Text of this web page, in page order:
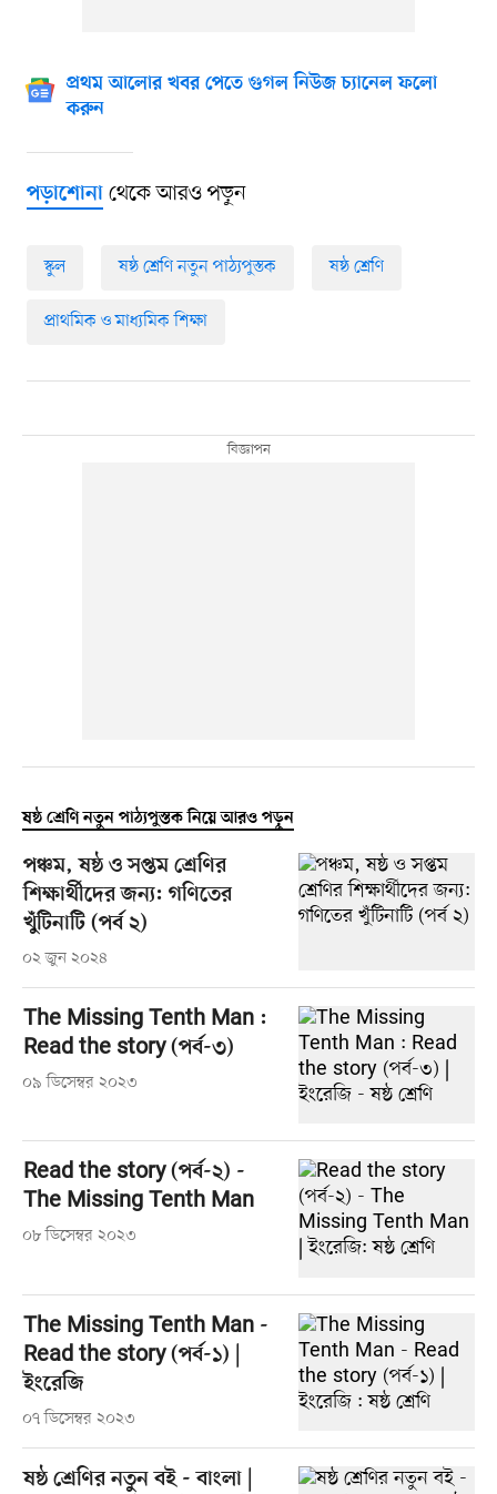
প্রথম আলোর খবর পেতে গুগল নিউজ চ্যানেল ফলো
করুন
পড়াশোনাথেকে আরও পড়ুন
স্কুল ষষ্ঠ শ্রেণি নতুন পাঠ্যপুস্তক ষষ্ঠ শ্রেণি
প্রাথমিক ও মাধ্যমিক শিক্ষা
ষষ্ঠ শ্রেণি নতুন পাঠ্যপুস্তক নিয়ে আরও পড়ুন
পঞ্চম, ষষ্ঠ ও সপ্তম শ্রেণির
শিক্ষার্থীদের জন্য: গণিতের
খুঁটিনাটি (পর্ব ২)
০২ জুন ২০২৪
The Missing Tenth Man :
Read the story (পর্ব-৩)
০৯ ডিসেম্বর ২০২৩
Read the story (পর্ব-২) -
The Missing Tenth Man
০৮ ডিসেম্বর ২০২৩
The Missing Tenth Man -
Read the story (পর্ব-১) |
ইংরেজি
০৭ ডিসেম্বর ২০২৩
ষষ্ঠ শ্রেণির নতুন বই - বাংলা |